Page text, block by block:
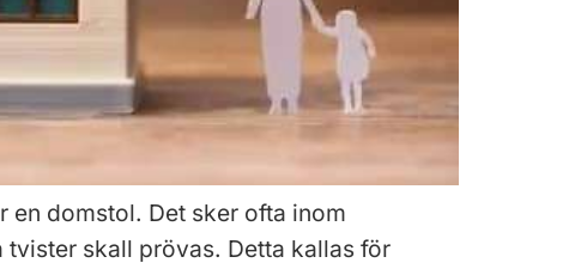
en domstol. Det sker ofta inom
skall prövas. Detta kallas för